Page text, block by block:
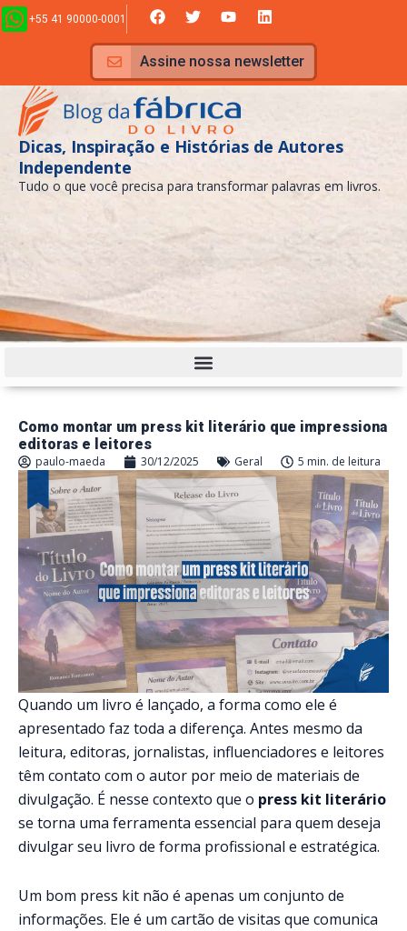
Ir
para
conteúdo
+55 41 90000-0001 F
a
c
e
b
o
o
k
T
w
i
t
t
e
r
Y
o
u
t
u
b
e
L
i
n
k
e
d
Assine nossa newsletter
Dicas, Inspiração e Histórias de Autores
Independente
Tudo o que você precisa para transformar palavras em livros.
Como montar um press kit literário que impressiona
editoras e leitores
paulo-maeda 30/12/2025 Geral 5 min. de leitura
Quando um livro é lançado, a forma como ele é
apresentado faz toda a diferença. Antes mesmo da
leitura, editoras, jornalistas, influenciadores e leitores
têm contato com o autor por meio de materiais de
divulgação. É nesse contexto que o press kit literário
se torna uma ferramenta essencial para quem deseja
divulgar seu livro de forma profissional e estratégica.
Um bom press kit não é apenas um conjunto de
informações. Ele é um cartão de visitas que comunica